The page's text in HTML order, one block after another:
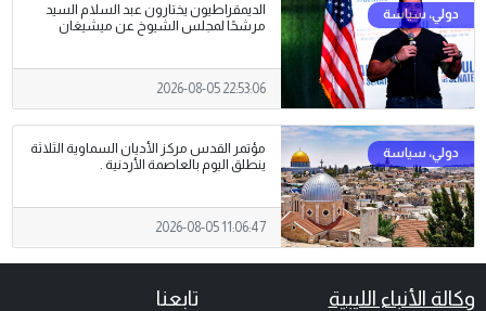
الديمقراطيون يختارون عبد السلام السيد
مرشحًا لمجلس الشيوخ عن ميشيغان
2026-08-05 22:53:06
مؤتمر القدس مركز الأديان السماوية الثلاثة
ينطلق اليوم بالعاصمة الأردنية .
2026-08-05 11:06:47
وكالة الأنباء الليبية تابعنا